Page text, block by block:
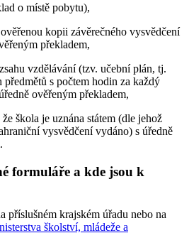
o místě pobytu),
kopii závěrečného vysvědčení
překladem,
vzdělávání (tzv. učební plán, tj.
předmětů s počtem hodin za každý
ověřeným překladem,
škola je uznána státem (dle jehož
vysvědčení vydáno) s úředně
formuláře a kde jsou k
příslušném krajském úřadu nebo na
školství, mládeže a